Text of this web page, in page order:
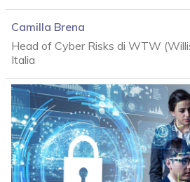
Camilla Brena
Head of Cyber Risks di WTW
Italia